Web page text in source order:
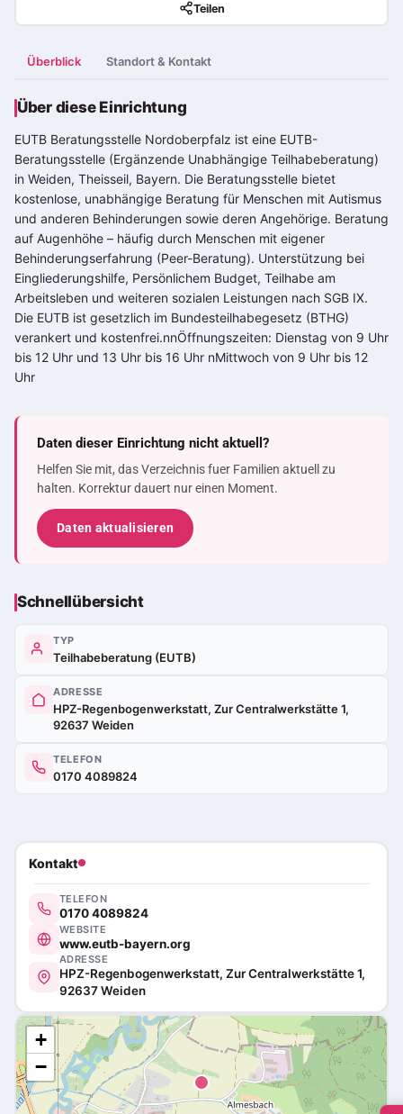
Teilen
Überblick Standort & Kontakt
Über diese Einrichtung
EUTB Beratungsstelle Nordoberpfalz ist eine EUTB-
Beratungsstelle (Ergänzende Unabhängige Teilhabeberatung)
in Weiden, Theisseil, Bayern. Die Beratungsstelle bietet
kostenlose, unabhängige Beratung für Menschen mit Autismus
und anderen Behinderungen sowie deren Angehörige. Beratung
auf Augenhöhe – häufig durch Menschen mit eigener
Behinderungserfahrung (Peer-Beratung). Unterstützung bei
Eingliederungshilfe, Persönlichem Budget, Teilhabe am
Arbeitsleben und weiteren sozialen Leistungen nach SGB IX.
Die EUTB ist gesetzlich im Bundesteilhabegesetz (BTHG)
verankert und kostenfrei.nnÖffnungszeiten: Dienstag von 9 Uhr
bis 12 Uhr und 13 Uhr bis 16 Uhr nMittwoch von 9 Uhr bis 12
Uhr
Daten dieser Einrichtung nicht aktuell?
Helfen Sie mit, das Verzeichnis fuer Familien aktuell zu
halten. Korrektur dauert nur einen Moment.
Daten aktualisieren
Schnellübersicht
TYP
Teilhabeberatung (EUTB)
ADRESSE
HPZ-Regenbogenwerkstatt, Zur Centralwerkstätte 1,
92637 Weiden
TELEFON
0170 4089824
Kontakt
TELEFON
0170 4089824
WEBSITE
www.eutb-bayern.org
ADRESSE
HPZ-Regenbogenwerkstatt, Zur Centralwerkstätte 1,
92637 Weiden
+
−